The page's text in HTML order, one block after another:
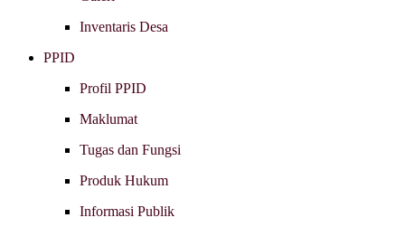
Inventaris Desa
PPID
Profil PPID
Maklumat
Tugas dan Fungsi
Produk Hukum
Informasi Publik